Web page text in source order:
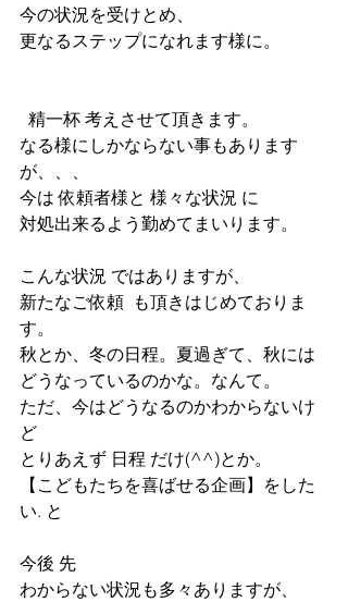
今の状況を受けとめ、
更なるステップになれます様に。
  精一杯 考えさせて頂きます。
なる様にしかならない事もあります
が、、、
今は 依頼者様と 様々な状況 に
対処出来るよう勤めてまいります。
こんな状況 ではありますが、
新たなご依頼  も頂きはじめておりま
す。
秋とか、冬の日程。夏過ぎて、秋には
どうなっているのかな。なんて。
ただ、今はどうなるのかわからないけ
ど
とりあえず 日程 だけ(^^)とか。
【こどもたちを喜ばせる企画】をした
い. と
今後 先
わからない状況も多々ありますが、